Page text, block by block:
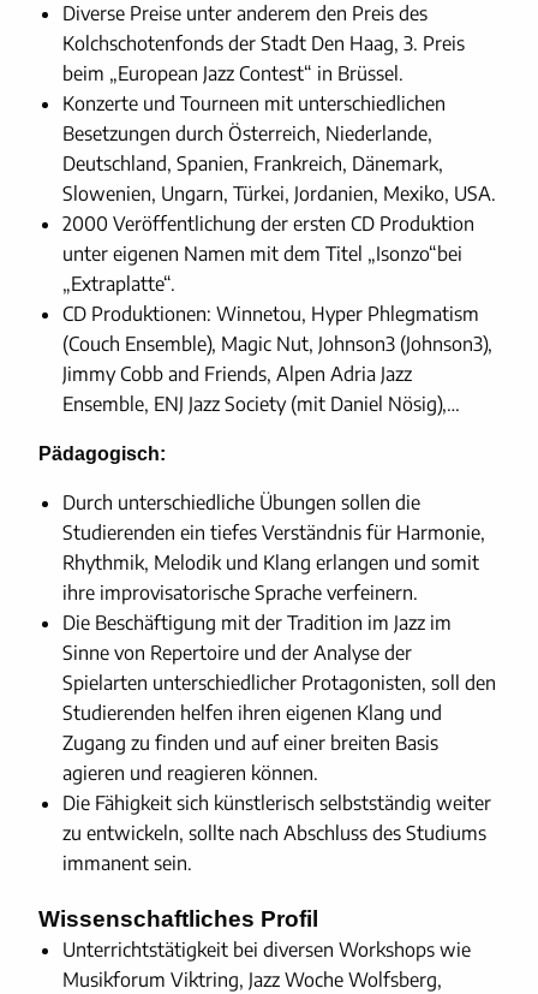
Diverse Preise unter anderem den Preis des
Kolchschotenfonds der Stadt Den Haag, 3. Preis
beim „European Jazz Contest“ in Brüssel.
Konzerte und Tourneen mit unterschiedlichen
Besetzungen durch Österreich, Niederlande,
Deutschland, Spanien, Frankreich, Dänemark,
Slowenien, Ungarn, Türkei, Jordanien, Mexiko, USA.
2000 Veröffentlichung der ersten CD Produktion
unter eigenen Namen mit dem Titel „Isonzo“bei
„Extraplatte“.
CD Produktionen: Winnetou, Hyper Phlegmatism
(Couch Ensemble), Magic Nut, Johnson3 (Johnson3),
Jimmy Cobb and Friends, Alpen Adria Jazz
Ensemble, ENJ Jazz Society (mit Daniel Nösig),…
Pädagogisch:
Durch unterschiedliche Übungen sollen die
Studierenden ein tiefes Verständnis für Harmonie,
Rhythmik, Melodik und Klang erlangen und somit
ihre improvisatorische Sprache verfeinern.
Die Beschäftigung mit der Tradition im Jazz im
Sinne von Repertoire und der Analyse der
Spielarten unterschiedlicher Protagonisten, soll den
Studierenden helfen ihren eigenen Klang und
Zugang zu finden und auf einer breiten Basis
agieren und reagieren können.
Die Fähigkeit sich künstlerisch selbstständig weiter
zu entwickeln, sollte nach Abschluss des Studiums
immanent sein.
Wissenschaftliches Profil
Unterrichtstätigkeit bei diversen Workshops wie
Musikforum Viktring, Jazz Woche Wolfsberg,